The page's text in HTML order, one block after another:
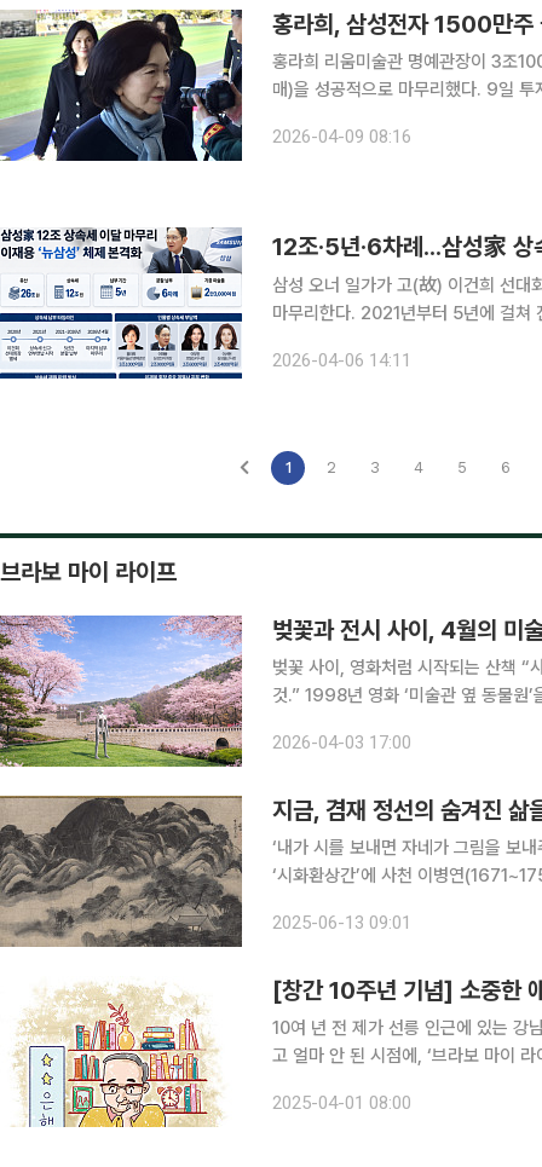
홍라희, 삼성전자 1500만
홍라희 리움미술관 명예관장이 3조
매)을 성공적으로 마무리했다. 9일 투자은행(IB) 업계에 따르면 홍 명예관장과 유가증권 처분 신탁
했다. 매각가는 전날 종가인 주당 21
2026-04-09 08:16
12조·5년·6차례...삼성家
삼성 오너 일가가 고(故) 이건희 선대
마무리한다. 2021년부터 5년에 걸쳐
물론 글로벌 기준에서도 유례를 찾기
2026-04-06 14:11
1 2 3 4 5 6
브라보 마이 라이프
벚꽃과 전시 사이, 4월의 미
벚꽃 사이, 영화처럼 시작되는 산책 “사랑은 어느 날 갑자기 시작되는 게 아니라 조금씩 물들어가는
것.” 1998년 영화 ‘미술관 옆 동물원’을 기억한다면 이 대사와 함께 떠오르는 장소가 있다. 서울대
미술관 과천은 지금도 여전히 같은 자
2026-04-03 17:00
지금, 겸재 정선의 숨겨진 삶
‘내가 시를 보내면 자네가 그림을
‘시화환상간’에 사천 이병연
술 세계를 더욱 깊이 들여다볼 수 있
2025-06-13 09:01
[창간 10주년 기념] 소중한
10여 년 전 제가 선릉 인근에 있는 강
고 얼마 안 된 시점에, ‘브라보 마이 라
기억에 남을 소중한 인연을 맺었습니
2025-04-01 08:00